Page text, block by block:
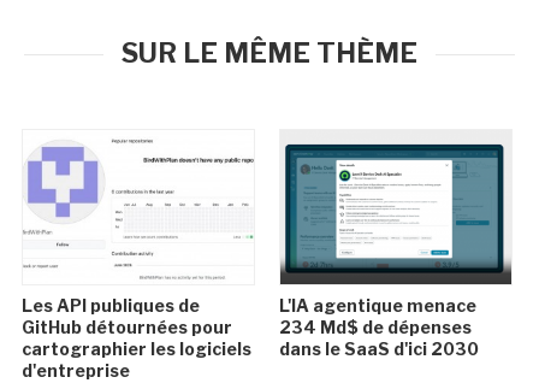
SUR LE MÊME THÈME
Les API publiques de
GitHub détournées pour
cartographier les logiciels
d'entreprise
L'IA agentique menace
234 Md$ de dépenses
dans le SaaS d'ici 2030